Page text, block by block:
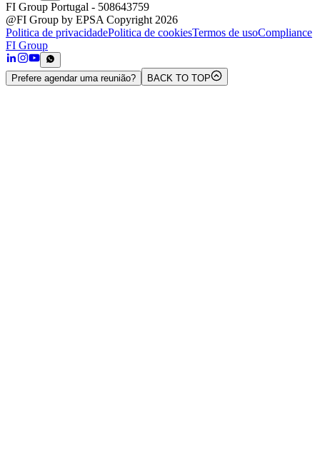
FI Group Portugal - 508643759
@FI Group by EPSA Copyright 2026
Politica de privacidadePolitica de cookiesTermos de usoCompliance
FI Group
Prefere agendar uma reunião? BACK TO TOP